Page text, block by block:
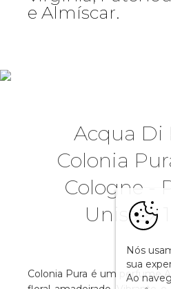
e Almíscar.
Acqua Di
Colonia
Cologne -
Unissex
Colonia Pura é um perfume
Nós
sua
Ao